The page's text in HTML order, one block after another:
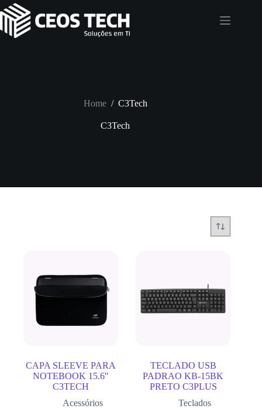
Pular
para
conteúdo
Home / C3Tech
C3Tech
CAPA SLEEVE PARA
NOTEBOOK 15.6″
C3TECH
Acessórios
TECLADO USB
PADRAO KB-15BK
PRETO C3PLUS
Teclados